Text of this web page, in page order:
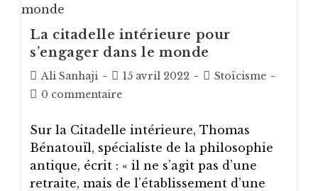
La citadelle intérieure pour
s’engager dans le monde
Auteur/autrice
de
Ali Sanhaji
Post
published:
15 avril 2022
PostStoïcisme
Post0 commentaire
Sur la Citadelle intérieure, Thomas
Bénatouïl, spécialiste de la philosophie
antique, écrit : « il ne s’agit pas d’une
retraite, mais de l’établissement d’une